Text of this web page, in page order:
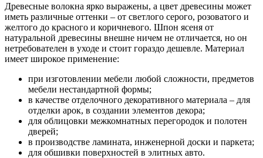
Древесные волокна ярко выражены, а цвет древесины может
иметь различные оттенки – от светлого серого, розоватого и
желтого до красного и коричневого. Шпон ясеня от
натуральной древесины внешне ничем не отличается, но он
нетребователен в уходе и стоит гораздо дешевле. Материал
имеет широкое применение:
при изготовлении мебели любой сложности, предметов
мебели нестандартной формы;
в качестве отделочного декоративного материала – для
отделки арок, в создании элементов декора;
для облицовки межкомнатных перегородок и полотен
дверей;
в производстве ламината, инженерной доски и паркета;
для обшивки поверхностей в элитных авто.